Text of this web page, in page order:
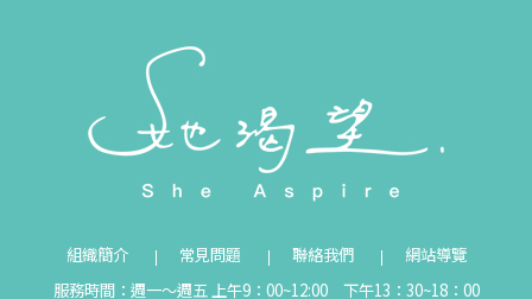
組織簡介 常見問題 聯絡我們
網站導覽
服務時間：週一～週五 上午9：00~12:00 下午13：30~18：00